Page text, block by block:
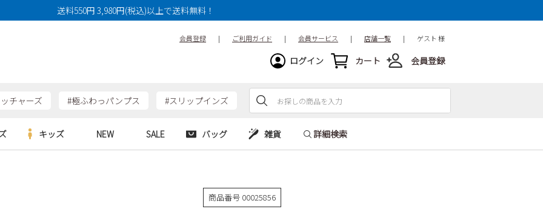
送料550円 3,980円(税込)以上で送料無料！
会員登録 | ご利用ガイド | 会員サービス | 店舗一覧 | ゲスト 様
ログイン カート 会員登録
チャーズ #極ふわっパンプス #スリップインズ
キッズ NEW SALE バッグ 雑貨 詳細検索
商品番号 00025856